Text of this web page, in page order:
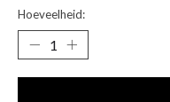
Hoeveelheid: